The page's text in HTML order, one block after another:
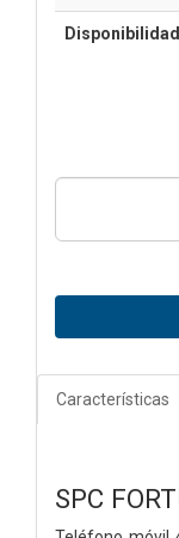
Características
SPC